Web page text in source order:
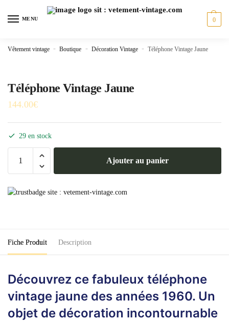
MENU 0
Vêtement vintage » Boutique » Décoration Vintage » Téléphone Vintage Jaune
Téléphone Vintage Jaune
144.00€
29 en stock
Vintage
Ajouter au panier
Fiche Produit Description
Découvrez ce fabuleux téléphone
vintage jaune des années 1960. Un
objet de décoration incontournable